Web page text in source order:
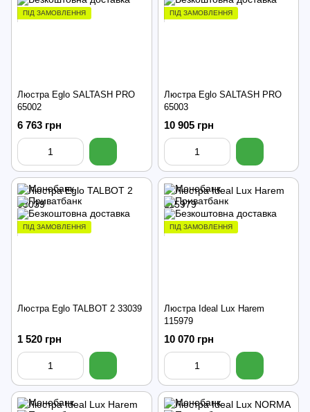
ПІД ЗАМОВЛЕННЯ
Люстра Eglo SALTASH PRO
65002
6 763 грн
ПІД ЗАМОВЛЕННЯ
Люстра Eglo SALTASH PRO
65003
10 905 грн
ПІД ЗАМОВЛЕННЯ
Люстра Eglo TALBOT 2 33039
1 520 грн
ПІД ЗАМОВЛЕННЯ
Люстра Ideal Lux Harem
115979
10 070 грн